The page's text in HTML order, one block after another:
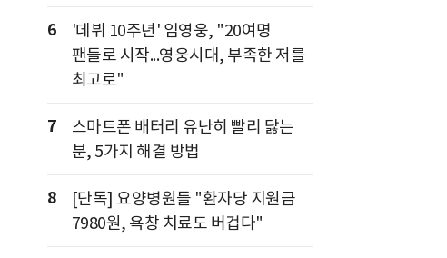
6
'데뷔 10주년' 임영웅, "20여명
팬들로 시작...영웅시대, 부족한 저를
최고로"
7
스마트폰 배터리 유난히 빨리 닳는
분, 5가지 해결 방법
8
[단독] 요양병원들 "환자당 지원금
7980원, 욕창 치료도 버겁다"